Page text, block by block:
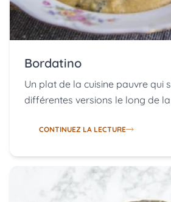
Bordatino
Un plat de la cuisine pauvre qui
différentes versions le long de
CONTINUEZ LA LECTURE